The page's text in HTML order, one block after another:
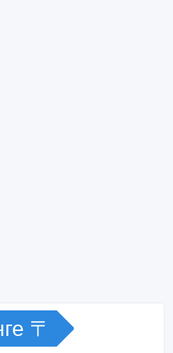
〒